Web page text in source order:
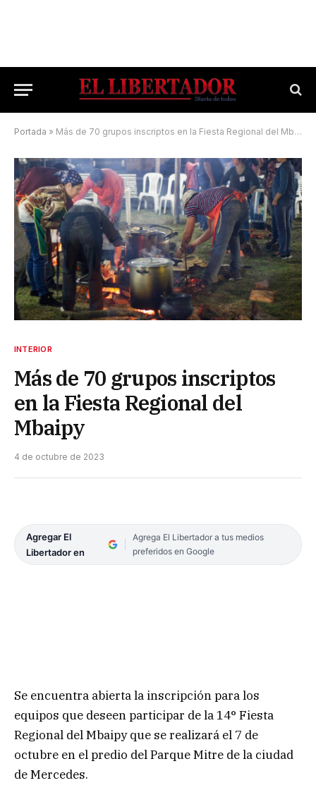
Portada » Más de 70 grupos inscriptos en la Fiesta Regional del Mbaipy
INTERIOR
Más de 70 grupos inscriptos
en la Fiesta Regional del
Mbaipy
4 de octubre de 2023
Agregar El
Libertador en
Agrega El Libertador a tus medios
preferidos en Google
Se encuentra abierta la inscripción para los
equipos que deseen participar de la 14° Fiesta
Regional del Mbaipy que se realizará el 7 de
octubre en el predio del Parque Mitre de la ciudad
de Mercedes.